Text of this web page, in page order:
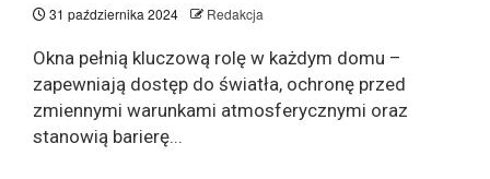
31 października 2024 Redakcja
Okna pełnią kluczową rolę w każdym domu –
zapewniają dostęp do światła, ochronę przed
zmiennymi warunkami atmosferycznymi oraz
stanowią barierę...